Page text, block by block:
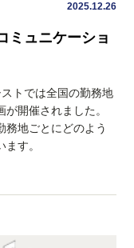
2025.12.26
ミュニケーショ
トでは全国の勤務地
開催されました。
務地ごとにどのよう
す。